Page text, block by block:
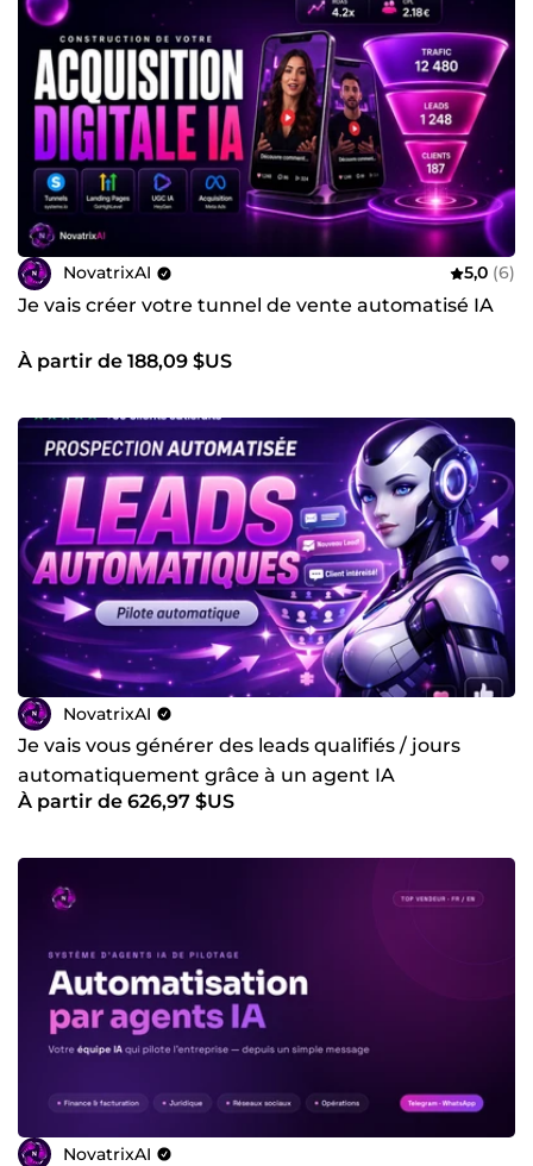
NovatrixAI 5,0 (6)
Je vais créer votre tunnel de vente automatisé IA
À partir de 188,09 $US
NovatrixAI
Je vais vous générer des leads qualifiés / jours
automatiquement grâce à un agent IA
À partir de 626,97 $US
NovatrixAI